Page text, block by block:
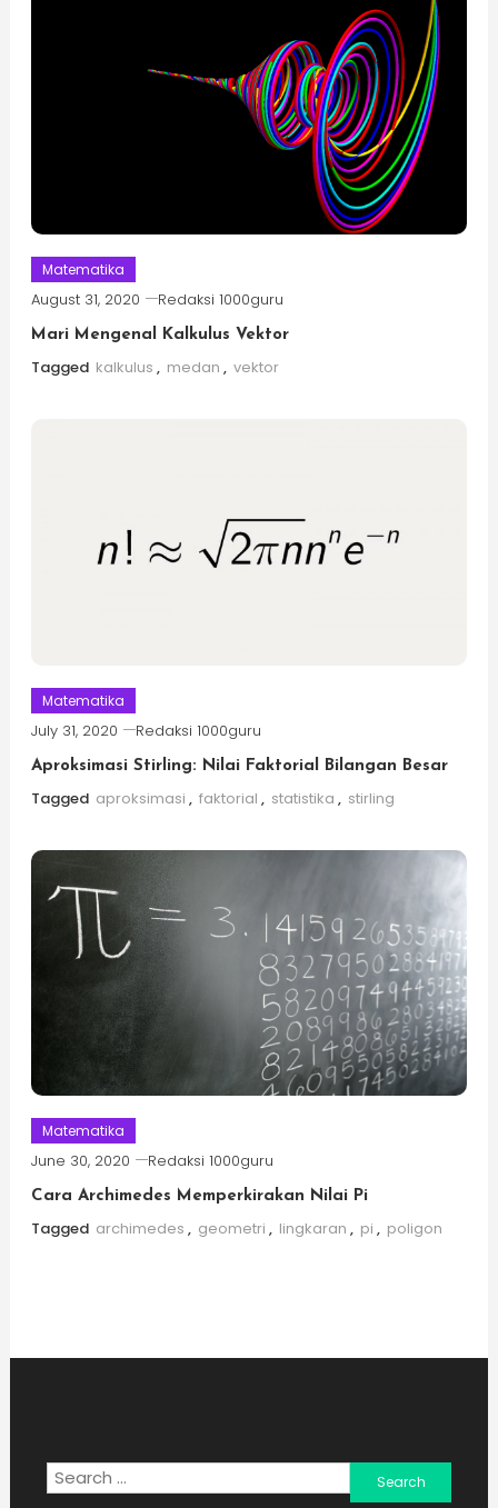
Matematika
August 31, 2020 Redaksi 1000guru
Mari Mengenal Kalkulus Vektor
Tagged kalkulus , medan , vektor
Matematika
July 31, 2020 Redaksi 1000guru
Aproksimasi Stirling: Nilai Faktorial Bilangan Besar
Tagged aproksimasi , faktorial , statistika , stirling
Matematika
June 30, 2020 Redaksi 1000guru
Cara Archimedes Memperkirakan Nilai Pi
Tagged archimedes , geometri , lingkaran , pi , poligon
Search